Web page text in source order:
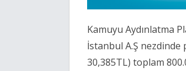
Kamuyu Aydınlatma
İstanbul A.Ş nezdinde
30,385TL) toplam